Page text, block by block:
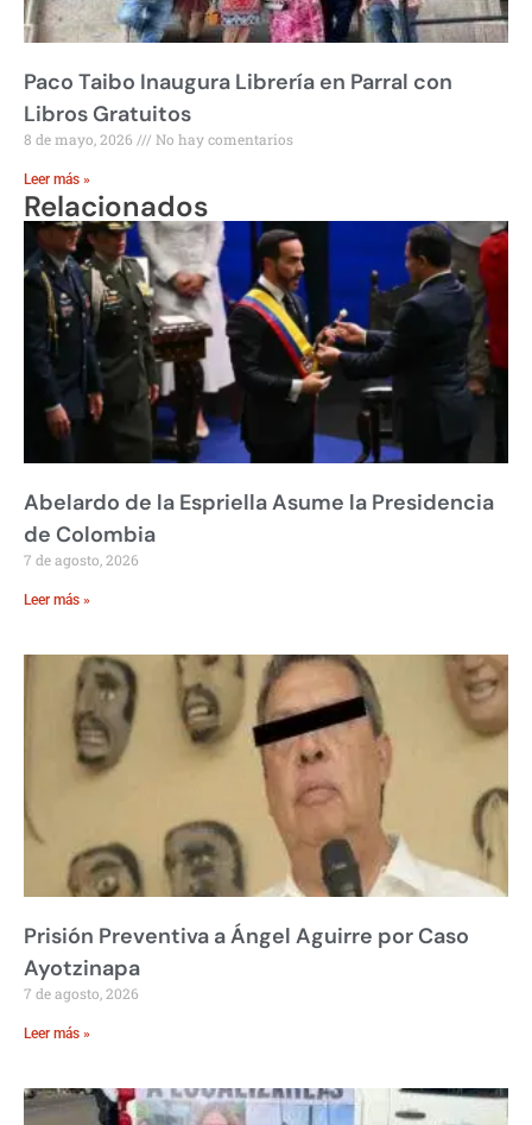
Paco Taibo Inaugura Librería en Parral con
Libros Gratuitos
8 de mayo, 2026 No hay comentarios
Leer más »
Relacionados
Abelardo de la Espriella Asume la Presidencia
de Colombia
7 de agosto, 2026
Leer más »
Prisión Preventiva a Ángel Aguirre por Caso
Ayotzinapa
7 de agosto, 2026
Leer más »